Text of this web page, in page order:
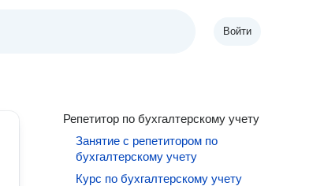
Войти
Репетитор по бухгалтерскому учету
Занятие с репетитором по
бухгалтерскому учету
Курс по бухгалтерскому учету